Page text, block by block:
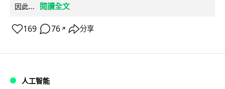
因此...
閱讀全文
169 76 ↗ 分享
人工智能